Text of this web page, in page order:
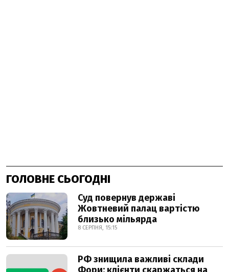
ГОЛОВНЕ СЬОГОДНІ
Суд повернув державі
Жовтневий палац вартістю
близько мільярда
8 СЕРПНЯ, 15:15
РФ знищила важливі склади